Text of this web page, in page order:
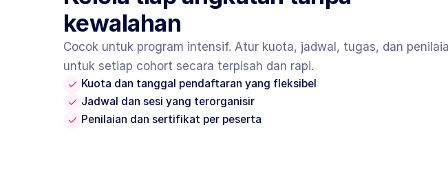
kewalahan
Cocok untuk program intensif. Atur kuota, jadwal, tugas, dan
untuk setiap cohort secara terpisah dan rapi.
Kuota dan tanggal pendaftaran yang fleksibel
Jadwal dan sesi yang terorganisir
Penilaian dan sertifikat per peserta